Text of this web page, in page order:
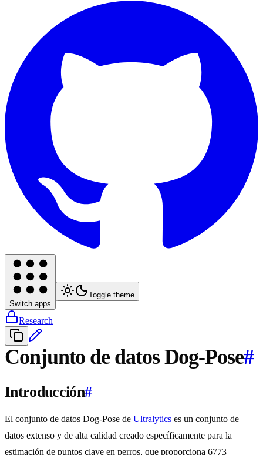
Switch apps
Toggle theme
Research
Conjunto de datos Dog-Pose#
Introducción#
El conjunto de datos Dog-Pose de Ultralytics es un conjunto de
datos extenso y de alta calidad creado específicamente para la
estimación de puntos clave en perros, que proporciona 6773